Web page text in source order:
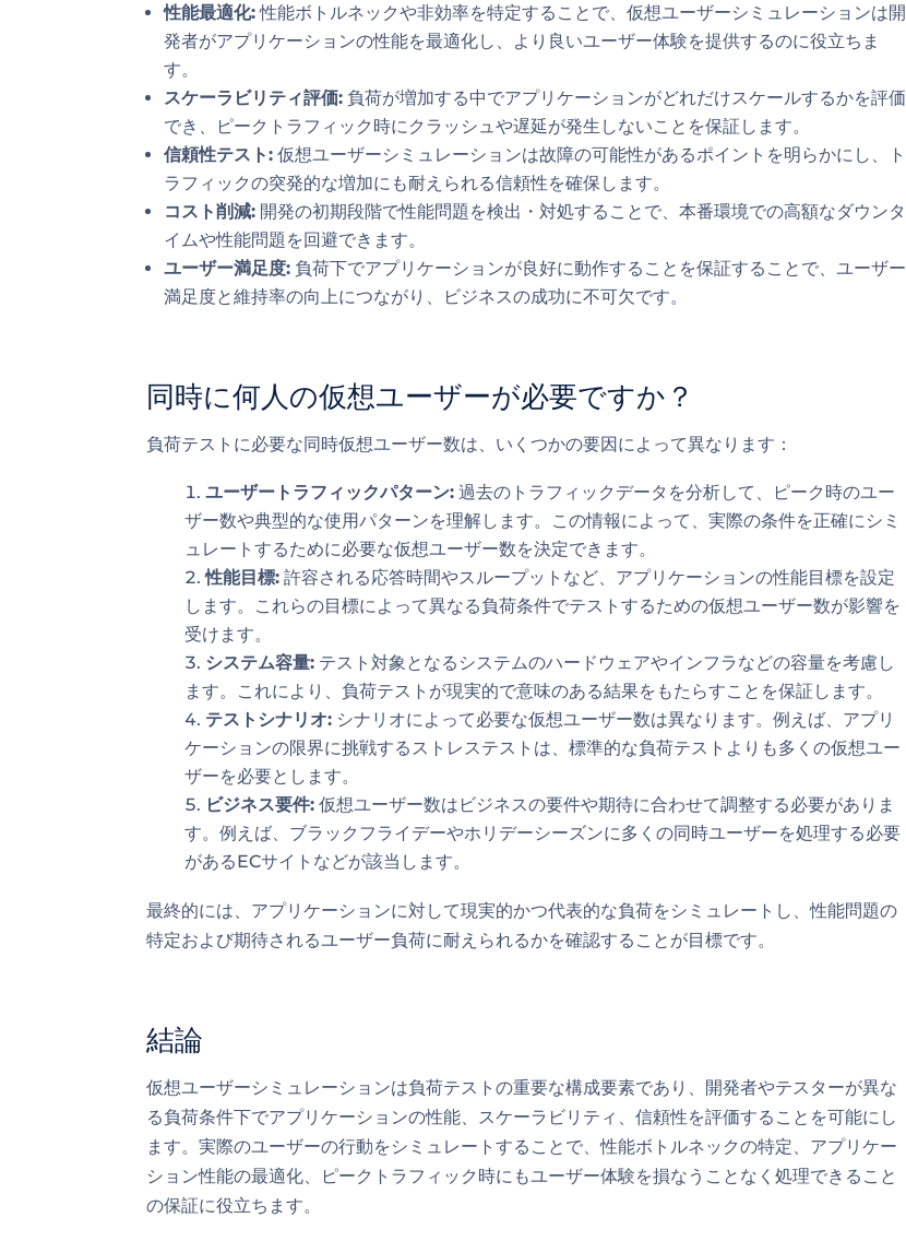
性能最適化:性能ボトルネックや非効率を特定することで、仮想ユーザーシミュレーションは開
発者がアプリケーションの性能を最適化し、より良いユーザー体験を提供するのに役立ちま
す。
スケーラビリティ評価: 負荷が増加する中でアプリケーションがどれだけスケールするかを評価
でき、ピークトラフィック時にクラッシュや遅延が発生しないことを保証します。
信頼性テスト: 仮想ユーザーシミュレーションは故障の可能性があるポイントを明らかにし、ト
ラフィックの突発的な増加にも耐えられる信頼性を確保します。
コスト削減: 開発の初期段階で性能問題を検出・対処することで、本番環境での高額なダウンタ
イムや性能問題を回避できます。
ユーザー満足度: 負荷下でアプリケーションが良好に動作することを保証することで、ユーザー
満足度と維持率の向上につながり、ビジネスの成功に不可欠です。
同時に何人の仮想ユーザーが必要ですか？
負荷テストに必要な同時仮想ユーザー数は、いくつかの要因によって異なります：
ユーザートラフィックパターン: 過去のトラフィックデータを分析して、ピーク時のユー
ザー数や典型的な使用パターンを理解します。この情報によって、実際の条件を正確にシミ
ュレートするために必要な仮想ユーザー数を決定できます。
性能目標: 許容される応答時間やスループットなど、アプリケーションの性能目標を設定
します。これらの目標によって異なる負荷条件でテストするための仮想ユーザー数が影響を
受けます。
システム容量: テスト対象となるシステムのハードウェアやインフラなどの容量を考慮し
ます。これにより、負荷テストが現実的で意味のある結果をもたらすことを保証します。
テストシナリオ: シナリオによって必要な仮想ユーザー数は異なります。例えば、アプリ
ケーションの限界に挑戦するストレステストは、標準的な負荷テストよりも多くの仮想ユー
ザーを必要とします。
ビジネス要件: 仮想ユーザー数はビジネスの要件や期待に合わせて調整する必要がありま
す。例えば、ブラックフライデーやホリデーシーズンに多くの同時ユーザーを処理する必要
があるECサイトなどが該当します。
最終的には、アプリケーションに対して現実的かつ代表的な負荷をシミュレートし、性能問題の
特定および期待されるユーザー負荷に耐えられるかを確認することが目標です。
結論
仮想ユーザーシミュレーションは負荷テストの重要な構成要素であり、開発者やテスターが異な
る負荷条件下でアプリケーションの性能、スケーラビリティ、信頼性を評価することを可能にし
ます。実際のユーザーの行動をシミュレートすることで、性能ボトルネックの特定、アプリケー
ション性能の最適化、ピークトラフィック時にもユーザー体験を損なうことなく処理できること
の保証に役立ちます。